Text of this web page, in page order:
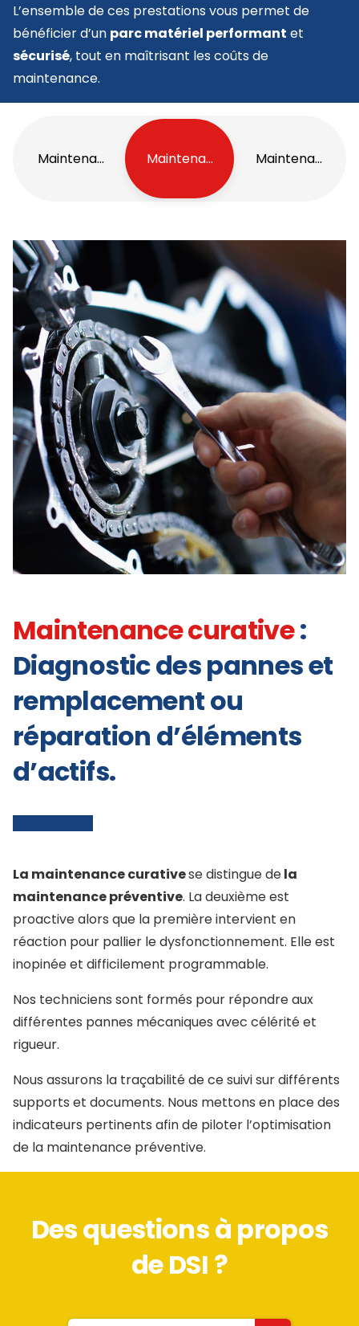
L’ensemble de ces prestations vous permet de
bénéficier d’un parc matériel performant et
sécurisé, tout en maîtrisant les coûts de
maintenance.
Maintenance préventiveMaintenance curativeMaintenance
Maintenance curative:
Diagnostic des pannes et
remplacement ou
réparation d’éléments
d’actifs.
La maintenance curativese distingue dela
maintenance préventive. La deuxième est
proactive alors que la première intervient en
réaction pour pallier le dysfonctionnement. Elle est
inopinée et difficilement programmable.
Nos techniciens sont formés pour répondre aux
différentes pannes mécaniques avec célérité et
rigueur.
Nous assurons la traçabilité de ce suivi sur différents
supports et documents. Nous mettons en place des
indicateurs pertinents afin de piloter l’optimisation
de la maintenance préventive.
Des questions à propos
de DSI ?